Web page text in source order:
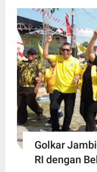
Golkar
RI dengan